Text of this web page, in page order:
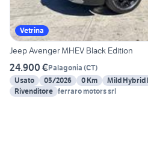
Vetrina
Jeep Avenger MHEV Black Edition
24.900 €Palagonia (CT)
Usato
05/2026 0 Km
Mild Hybrid
Rivenditore ferraro motors srl